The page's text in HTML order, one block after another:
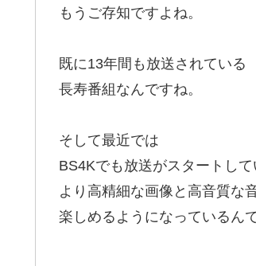
もうご存知ですよね。
既に13年間も放送されている
長寿番組なんですね。
そして最近では
BS4Kでも放送がスタートして
より高精細な画像と高音質な
楽しめるようになっているんで